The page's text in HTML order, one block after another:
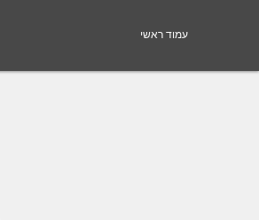
עמוד ראשי